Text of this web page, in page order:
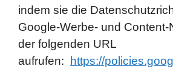
indem sie die
Google-Werbe- und Content-
der folgenden URL
aufrufen: https://